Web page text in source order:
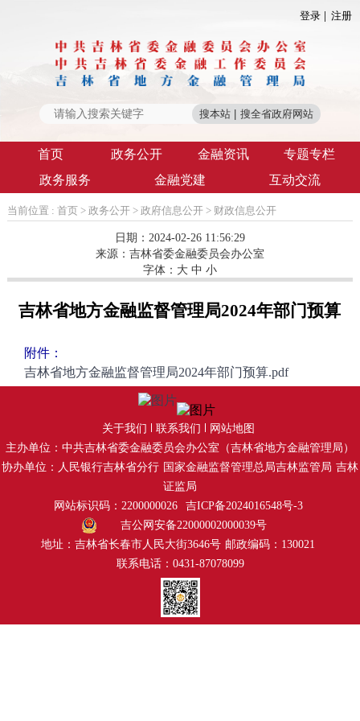
登录 注册
首页 政务公开 金融资讯
专题专栏
政务服务
金融党建 互动交流
当前位置 : 首页 > 政务公开> 政府信息公开> 财政信息公开
日期：2024-02-26 11:56:29
来源： 吉林省委金融委员会办公室
字体： 大 中 小
吉林省地方金融监督管理局2024年部门预算
附件：
吉林省地方金融监督管理局2024年部门预算.pdf
关于我们 联系我们
网站地图
主办单位：中共吉林省委金融委员会办公室（吉林省地方金融管理局）
协办单位：人民银行吉林省分行 国家金融监督管理总局吉林监管局 吉林
证监局
网站标识码：2200000026
吉ICP备2024016548号-3
吉公网安备22000002000039号
地址：吉林省长春市人民大街3646号 邮政编码：130021
联系电话：0431-87078099